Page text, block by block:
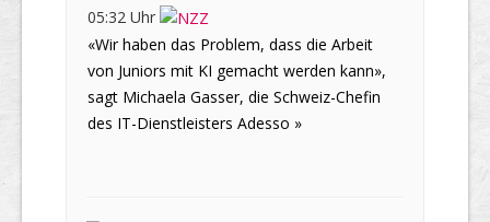
05:32 Uhr
«Wir haben das Problem, dass die Arbeit
von Juniors mit KI gemacht werden kann»,
sagt Michaela Gasser, die Schweiz-Chefin
des IT-Dienstleisters Adesso »